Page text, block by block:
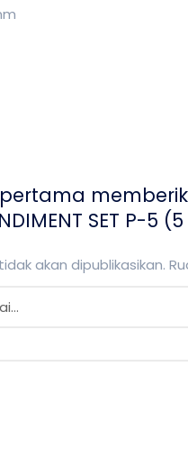
SET P-5 (5
akan dipublikasikan.